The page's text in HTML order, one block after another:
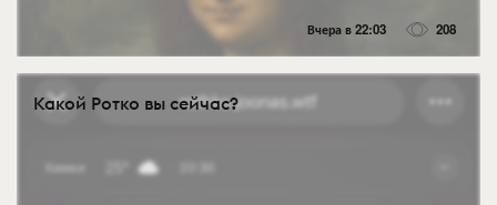
Вчера в 22:03 208
Какой Ротко вы сейчас?